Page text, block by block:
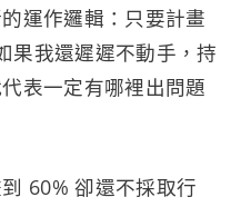
運作邏輯：只要計畫
果我還遲遲不動手，持
表一定有哪裡出問題
60% 卻還不採取行